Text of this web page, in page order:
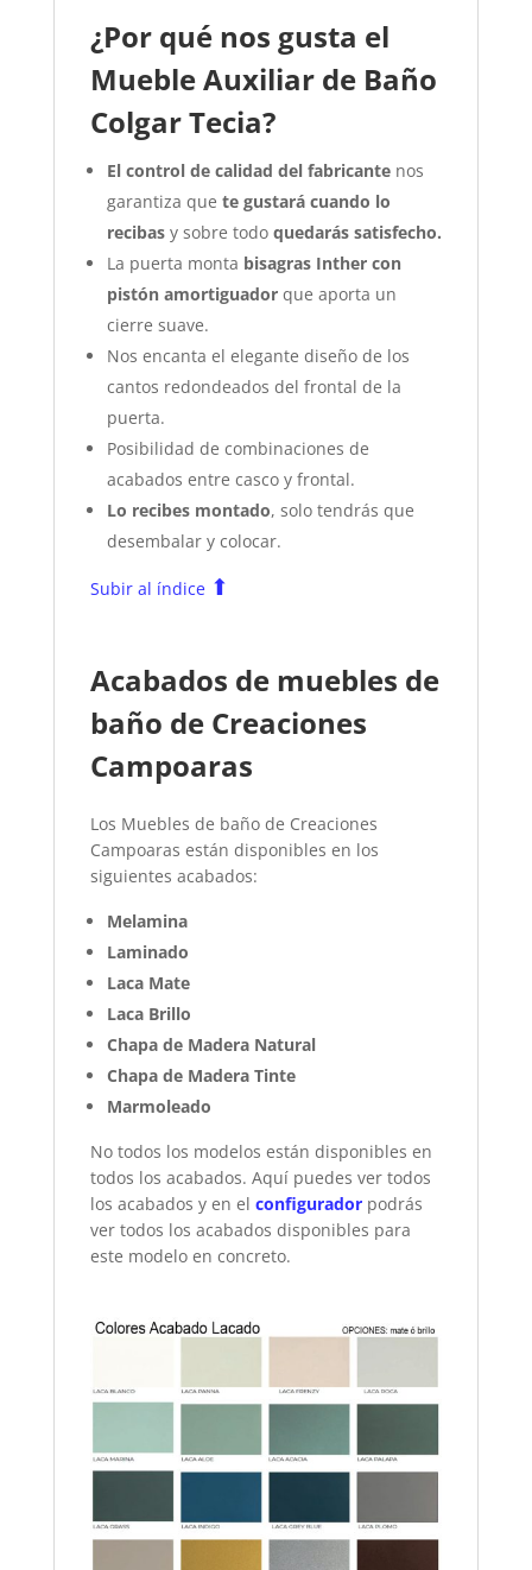
¿Por qué nos gusta el
Mueble Auxiliar de Baño
Colgar Tecia?
El control de calidad del fabricantenos
garantiza que te gustará cuando lo
recibasy sobre todo quedarás satisfecho.
La puerta monta bisagras Inther con
pistón amortiguador que aporta un
cierre suave.
Nos encanta el elegante diseño de los
cantos redondeados del frontal de la
puerta.
Posibilidad de combinaciones de
acabados entre casco y frontal.
Lo recibes montado, solo tendrás que
desembalar y colocar.
Subir al índice ⬆
Acabados de muebles de
baño de Creaciones
Campoaras
Los Muebles de baño de Creaciones
Campoaras están disponibles en los
siguientes acabados:
Melamina
Laminado
Laca Mate
Laca Brillo
Chapa de Madera Natural
Chapa de Madera Tinte
Marmoleado
No todos los modelos están disponibles en
todos los acabados. Aquí puedes ver todos
los acabados y en el configuradorpodrás
ver todos los acabados disponibles para
este modelo en concreto.